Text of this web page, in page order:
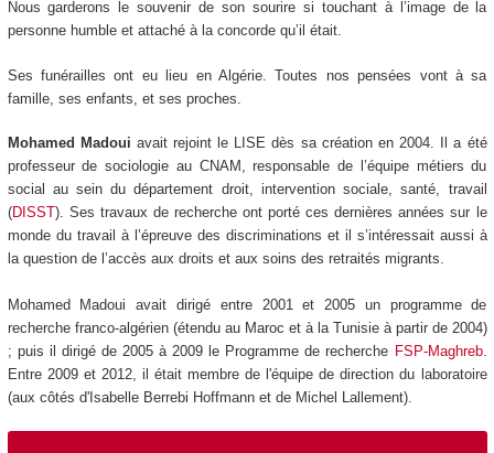
Nous garderons le souvenir de son sourire si touchant à l’image de la
personne humble et attaché à la concorde qu’il était.
Ses funérailles ont eu lieu en Algérie. Toutes nos pensées vont à sa
famille, ses enfants, et ses proches.
Mohamed Madoui avait rejoint le LISE dès sa création en 2004. Il a été
professeur de sociologie au CNAM, responsable de l’équipe métiers du
social au sein du département droit, intervention sociale, santé, travail
(DISST). Ses travaux de recherche ont porté ces dernières années sur le
monde du travail à l’épreuve des discriminations et il s’intéressait aussi à
la question de l’accès aux droits et aux soins des retraités migrants.
Mohamed Madoui avait dirigé entre 2001 et 2005 un programme de
recherche franco-algérien (étendu au Maroc et à la Tunisie à partir de 2004)
; puis il dirigé de 2005 à 2009 le Programme de recherche FSP-Maghreb.
Entre 2009 et 2012, il était membre de l'équipe de direction du laboratoire
(aux côtés d'Isabelle Berrebi Hoffmann et de Michel Lallement).